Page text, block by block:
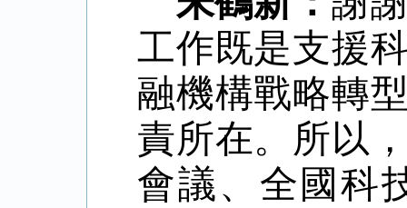
工作既是支援
融機構戰略轉
責所在。所以
會議、全國科